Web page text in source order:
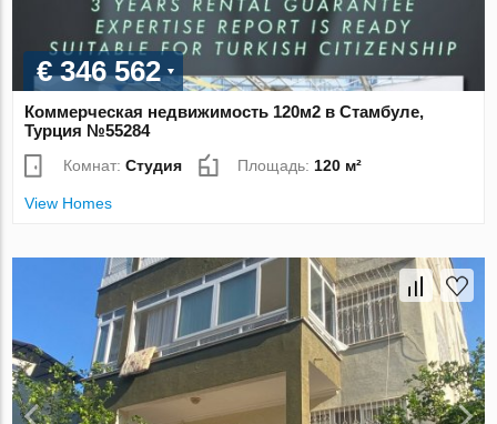
€ 346 562
Коммерческая недвижимость 120м2 в Стамбуле,
Турция №55284
Комнат:Студия Площадь: 120 м²
View Homes